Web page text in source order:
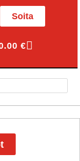
Soita
€